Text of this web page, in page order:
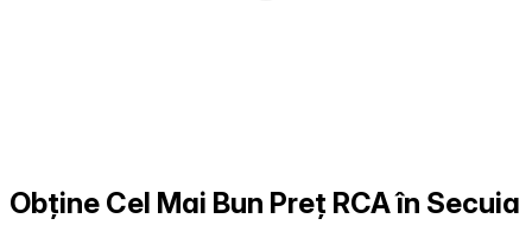
Obține Cel Mai Bun Preț RCA în Secuia